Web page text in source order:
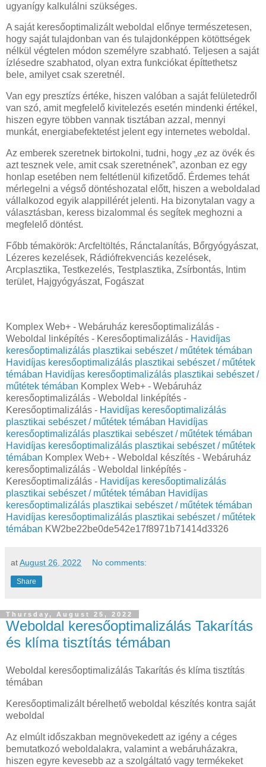
ugyanígy kalkulálni szükséges.
A saját keresőoptimalizált weboldal előnye természetesen,
hogy saját tulajdonban van és tulajdonképpen kötöttségek
nélkül végtelen módon személyre szabható. Teljesen a saját
ízlésedre szabhatod, olyan extra funkciókat építtethetsz
bele, amilyet csak szeretnél.
Van egy presztízs értéke, hiszen valóban a saját felületedről
van szó, amit megfelelő kivitelezés esetén mindenki értékel,
hiszen egyre többen vannak tisztában azzal, mennyi
munkát, energiabefektetést jelent egy internetes weboldal.
Az emberek szeretnek birtokolni, tudni, hogy „ez az övék és
azt tesznek vele, amit csak szeretnének”, azonban ez egy
honlap esetében nem feltétlenül kifizetődő. Érdemes tehát
mérlegelni a végső döntéshozatal előtt, hiszen a weboldalad
vállalkozod egyik alappillérét jelenti. Ha bizonytalan vagy a
választásban, keress bizalommal és segítek meghozni a
megfelelő döntést.
Főbb témakörök: Arcfeltöltés, Ránctalanítás, Bőrgyógyászat,
Lézeres kezelések, Rádiófrekvenciás kezelések,
Arcplasztika, Testkezelés, Testplasztika, Zsírbontás, Intim
terület, Hajgyógyászat, Fogászat
Komplex Web+ - Webáruház keresőoptimalizálás -
Weboldal linképítés - Keresőoptimalizálás - Havidíjas
keresőoptimalizálás plasztikai sebészet / műtétek témában
Havidíjas keresőoptimalizálás plasztikai sebészet / műtétek
témában Havidíjas keresőoptimalizálás plasztikai sebészet /
műtétek témában Komplex Web+ - Webáruház
keresőoptimalizálás - Weboldal linképítés -
Keresőoptimalizálás - Havidíjas keresőoptimalizálás
plasztikai sebészet / műtétek témában Havidíjas
keresőoptimalizálás plasztikai sebészet / műtétek témában
Havidíjas keresőoptimalizálás plasztikai sebészet / műtétek
témában Komplex Web+ - Weboldal készítés - Webáruház
keresőoptimalizálás - Weboldal linképítés -
Keresőoptimalizálás - Havidíjas keresőoptimalizálás
plasztikai sebészet / műtétek témában Havidíjas
keresőoptimalizálás plasztikai sebészet / műtétek témában
Havidíjas keresőoptimalizálás plasztikai sebészet / műtétek
témában KW2be22be0de542e17f8971b71414d3326
atAugust 26, 2022 No comments:
Share
Thursday, August 25, 2022
Weboldal keresőoptimalizálás Takarítás
és klíma tisztítás témában
Weboldal keresőoptimalizálás Takarítás és klíma tisztítás
témában
Keresőoptimalizált bérelhető weboldal készítés kontra saját
weboldal
Az elmúlt időszakban megnövekedett az igény a céges
bemutatkozó weboldalakra, valamint a webáruházakra,
hiszen egyre kevesebb az a szolgáltató vagy termékeket